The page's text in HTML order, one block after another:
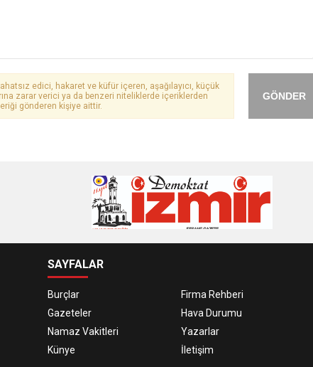
GÖNDER
edici, hakaret ve küfür içeren, aşağılayıcı, küçük
zarar verici ya da benzeri niteliklerde içeriklerden
gönderen kişiye aittir.
SAYFALAR
Burçlar
Firma Rehberi
Gazeteler
Hava Durumu
Namaz Vakitleri
Yazarlar
Künye
İletişim